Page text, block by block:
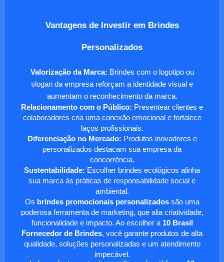
Vantagens de Investir em Brindes
Personalizados
Valorização da Marca: Brindes com o logotipo ou
slogan da empresa reforçam a identidade visual e
aumentam o reconhecimento da marca.
Relacionamento com o Público: Presentear clientes e
colaboradores cria uma conexão emocional e fortalece
laços profissionais.
Diferenciação no Mercado: Produtos inovadores e
personalizados destacam sua empresa da
concorrência.
Sustentabilidade: Escolher brindes ecológicos alinha
sua marca às práticas de responsabilidade social e
ambiental.
Os brindes promocionais personalizadossão uma
poderosa ferramenta de marketing, que alia criatividade,
funcionalidade e impacto. Ao escolher a 10 Brasil
Fornecedor de Brindes, você garante produtos de alta
qualidade, soluções personalizadas e um atendimento
impecável.